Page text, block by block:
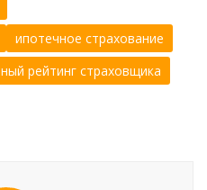
ипотечное страхование
рейтинг страховщика